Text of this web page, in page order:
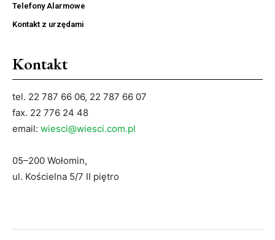
Telefony Alarmowe
Kontakt z urzędami
Kontakt
tel. 22 787 66 06, 22 787 66 07
fax. 22 776 24 48
email: wiesci@wiesci.com.pl
05–200 Wołomin,
ul. Kościelna 5/7 II piętro